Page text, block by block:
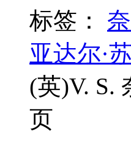
标签：
亚达尔·
(英)V. S.
页